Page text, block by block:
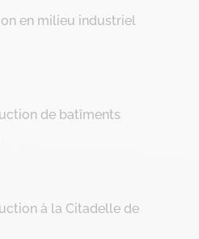
en milieu industriel
de batîments
à la Citadelle de